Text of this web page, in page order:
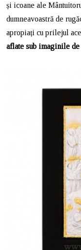
și icoane ale
dumneavoastră de
apropiați cu prilejul
aflate sub imaginile